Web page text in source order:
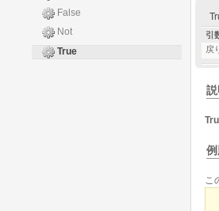
False
Not
True
引
戻
説
こ